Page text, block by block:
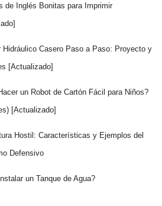
de Inglés Bonitas para Imprimir
Hidráulico Casero Paso a Paso: Proyecto y
[Actualizado]
un Robot de Cartón Fácil para Niños?
[Actualizado]
Hostil: Características y Ejemplos del
Defensivo
un Tanque de Agua?